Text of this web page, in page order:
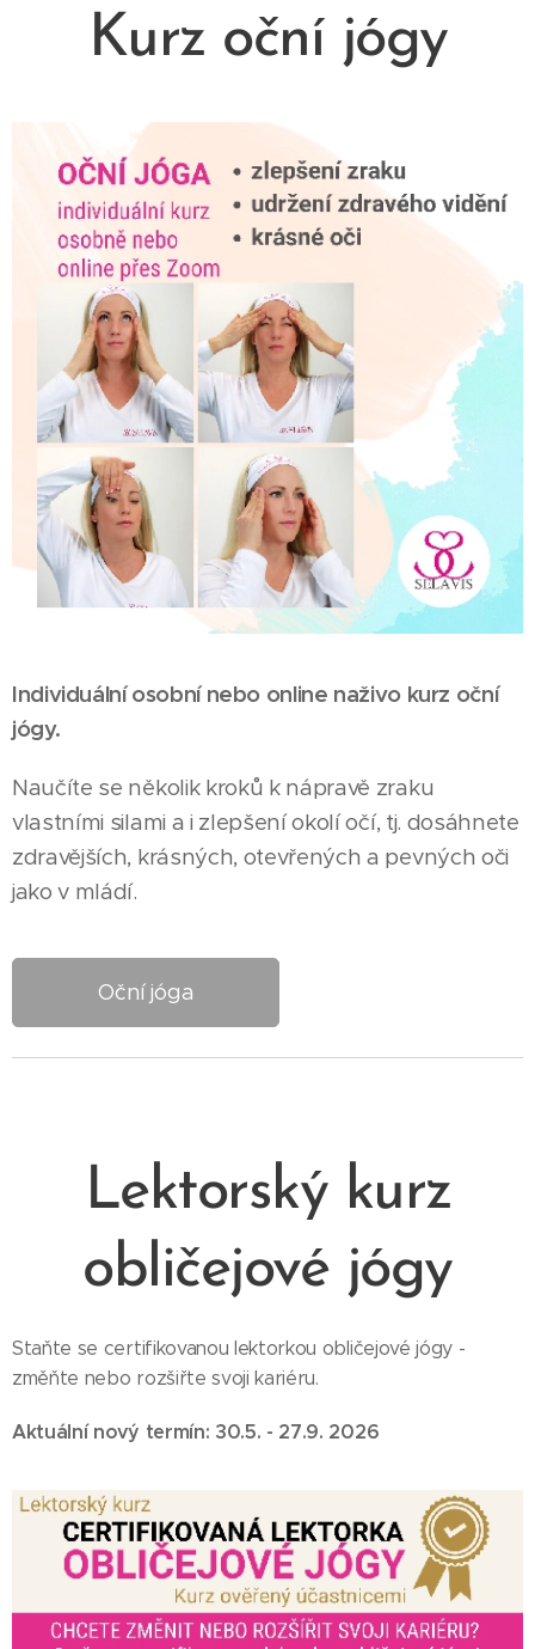
Kurz oční jógy
Individuální osobní nebo online naživo kurz oční
jógy.
Naučíte se několik kroků k nápravě zraku
vlastními silami a i zlepšení okolí očí, tj. dosáhnete
zdravějších, krásných, otevřených a pevných oči
jako v mládí.
Oční jóga
Lektorský kurz
obličejové jógy
Staňte se certifikovanou lektorkou obličejové jógy -
změňte nebo rozšiřte svoji kariéru.
Aktuální nový termín: 30.5. - 27.9. 2026